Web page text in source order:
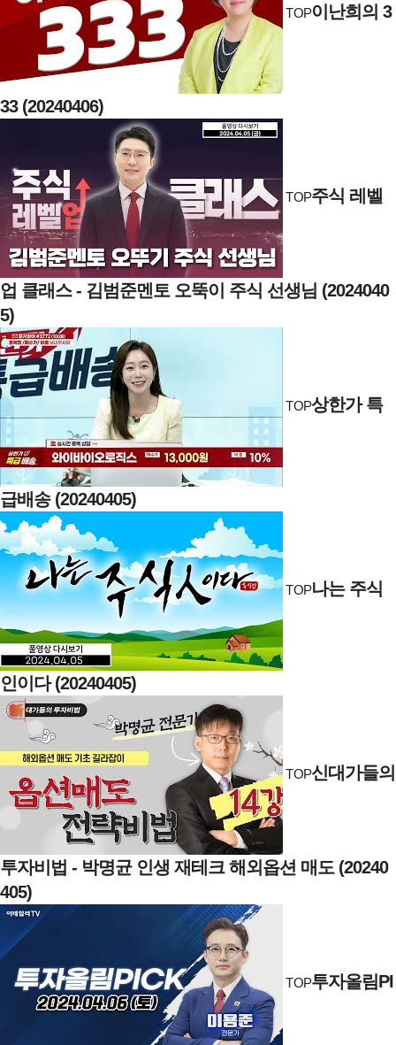
TOP이난희의 3
33 (20240406)
TOP주식 레벨
업 클래스 - 김범준멘토 오뚝이 주식 선생님 (2024040
5)
TOP상한가 특
급배송 (20240405)
TOP나는 주식
인이다 (20240405)
TOP신대가들의
투자비법 - 박명균 인생 재테크 해외옵션 매도 (20240
405)
TOP투자올림PI